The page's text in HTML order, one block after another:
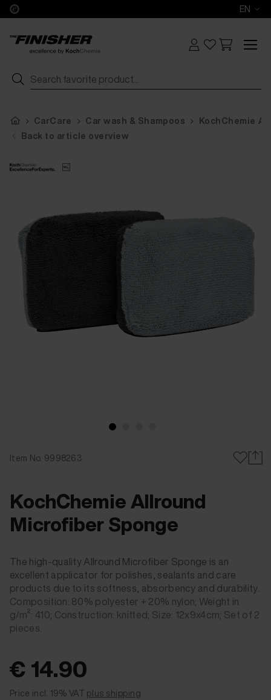
EN
CarCare Car wash & Shampoos
KochChemie
Back to article overview
Item No. 9998263
KochChemie Allround
Microfiber Sponge
The high-quality Allround Microfiber Sponge is an
excellent applicator for polishes, sealants and care
products due to its softness, absorbency and durability.
Composition: 80% polyester + 20% nylon; Weight in
g/m²: 410; Construction: knitted; Size: 12x9x4cm; Set of 2
pieces.
€ 14.90
Price incl. 19% VAT plus shipping